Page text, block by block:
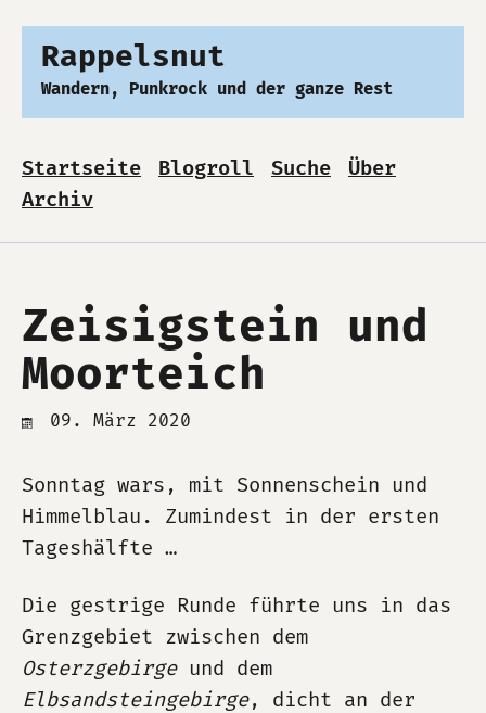
Rappelsnut
Wandern, Punkrock und der ganze Rest
Startseite Blogroll Suche
Über
Archiv
Zeisigstein und
Moorteich
09. März 2020
Sonntag wars, mit Sonnenschein und
Himmelblau. Zumindest in der ersten
Tageshälfte …
Die gestrige Runde führte uns in das
Grenzgebiet zwischen dem
Osterzgebirgeund dem
Elbsandsteingebirge, dicht an der